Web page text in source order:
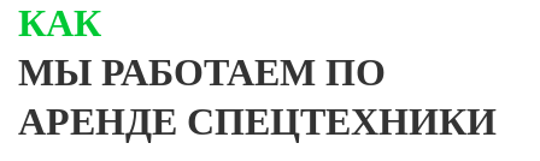
КАК
МЫ РАБОТАЕМ ПО
АРЕНДЕ СПЕЦТЕХНИКИ